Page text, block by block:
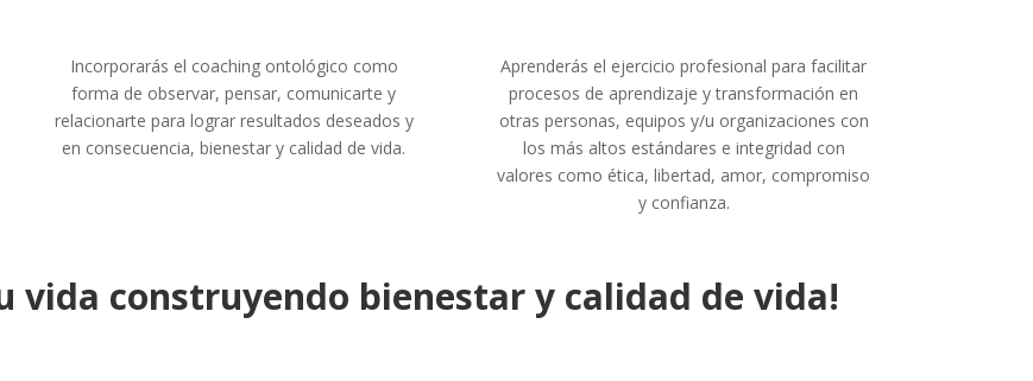
Incorporarás el coaching ontológico como
forma de observar, pensar, comunicarte y
relacionarte para lograr resultados deseados y
en consecuencia, bienestar y calidad de vida.
Aprenderás el ejercicio profesional para facilitar
procesos de aprendizaje y transformación en
otras personas, equipos y/u organizaciones con
los más altos estándares e integridad con
valores como ética, libertad, amor, compromiso
y confianza.
vida construyendo bienestar y calidad de vida!